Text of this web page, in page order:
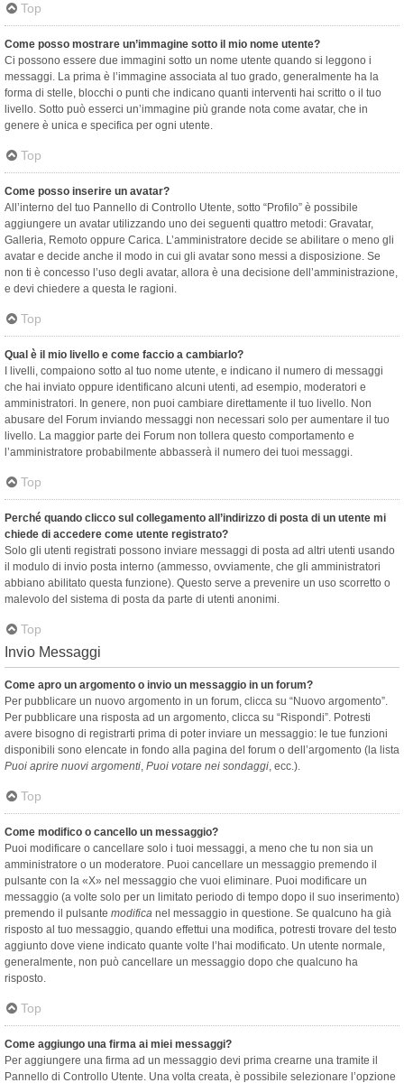
Top
Come posso mostrare un’immagine sotto il mio nome utente?
Ci possono essere due immagini sotto un nome utente quando si leggono i
messaggi. La prima è l’immagine associata al tuo grado, generalmente ha la
forma di stelle, blocchi o punti che indicano quanti interventi hai scritto o il tuo
livello. Sotto può esserci un’immagine più grande nota come avatar, che in
genere è unica e specifica per ogni utente.
Top
Come posso inserire un avatar?
All’interno del tuo Pannello di Controllo Utente, sotto “Profilo” è possibile
aggiungere un avatar utilizzando uno dei seguenti quattro metodi: Gravatar,
Galleria, Remoto oppure Carica. L’amministratore decide se abilitare o meno gli
avatar e decide anche il modo in cui gli avatar sono messi a disposizione. Se
non ti è concesso l’uso degli avatar, allora è una decisione dell’amministrazione,
e devi chiedere a questa le ragioni.
Top
Qual è il mio livello e come faccio a cambiarlo?
I livelli, compaiono sotto al tuo nome utente, e indicano il numero di messaggi
che hai inviato oppure identificano alcuni utenti, ad esempio, moderatori e
amministratori. In genere, non puoi cambiare direttamente il tuo livello. Non
abusare del Forum inviando messaggi non necessari solo per aumentare il tuo
livello. La maggior parte dei Forum non tollera questo comportamento e
l’amministratore probabilmente abbasserà il numero dei tuoi messaggi.
Top
Perché quando clicco sul collegamento all’indirizzo di posta di un utente mi
chiede di accedere come utente registrato?
Solo gli utenti registrati possono inviare messaggi di posta ad altri utenti usando
il modulo di invio posta interno (ammesso, ovviamente, che gli amministratori
abbiano abilitato questa funzione). Questo serve a prevenire un uso scorretto o
malevolo del sistema di posta da parte di utenti anonimi.
Top
Invio Messaggi
Come apro un argomento o invio un messaggio in un forum?
Per pubblicare un nuovo argomento in un forum, clicca su “Nuovo argomento”.
Per pubblicare una risposta ad un argomento, clicca su “Rispondi”. Potresti
avere bisogno di registrarti prima di poter inviare un messaggio: le tue funzioni
disponibili sono elencate in fondo alla pagina del forum o dell’argomento (la lista
Puoi aprire nuovi argomenti, Puoi votare nei sondaggi, ecc.).
Top
Come modifico o cancello un messaggio?
Puoi modificare o cancellare solo i tuoi messaggi, a meno che tu non sia un
amministratore o un moderatore. Puoi cancellare un messaggio premendo il
pulsante con la «X» nel messaggio che vuoi eliminare. Puoi modificare un
messaggio (a volte solo per un limitato periodo di tempo dopo il suo inserimento)
premendo il pulsante modifica nel messaggio in questione. Se qualcuno ha già
risposto al tuo messaggio, quando effettui una modifica, potresti trovare del testo
aggiunto dove viene indicato quante volte l’hai modificato. Un utente normale,
generalmente, non può cancellare un messaggio dopo che qualcuno ha
risposto.
Top
Come aggiungo una firma ai miei messaggi?
Per aggiungere una firma ad un messaggio devi prima crearne una tramite il
Pannello di Controllo Utente. Una volta creata, è possibile selezionare l’opzione